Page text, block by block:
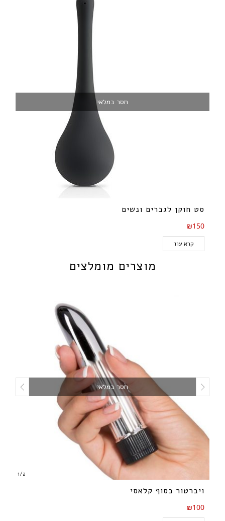
חסר במלאי
סט חוקן לגברים ונשים
₪150
קרא עוד
מוצרים מומלצים
1/2
חסר במלאי
ויברטור כסוף קלאסי
₪100